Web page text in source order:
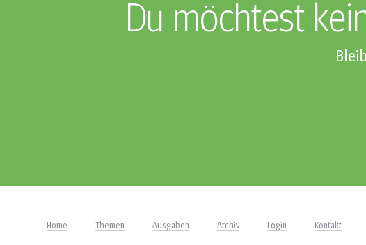
Du möchtest
Home Themen Ausgaben Archiv Login Kontakt